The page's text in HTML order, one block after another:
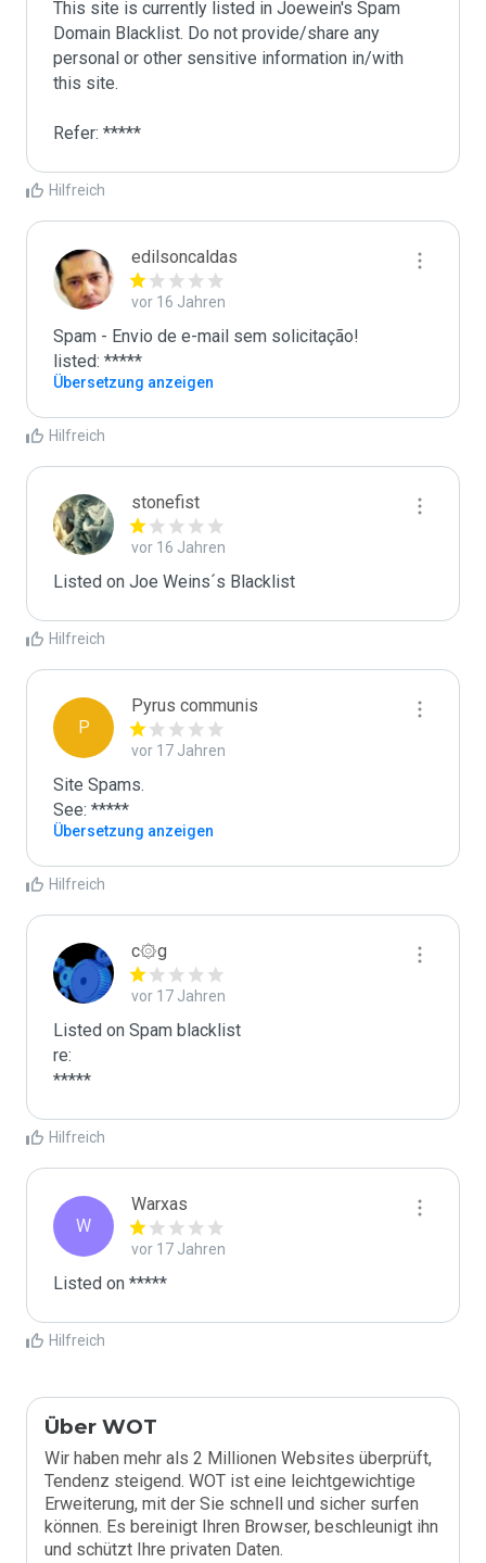
This site is currently listed in Joewein's Spam
Domain Blacklist. Do not provide/share any
personal or other sensitive information in/with
this site.
Refer: *****
Hilfreich
edilsoncaldas
vor 16 Jahren
Spam - Envio de e-mail sem solicitação!
listed: *****
Übersetzung anzeigen
Hilfreich
stonefist
vor 16 Jahren
Listed on Joe Weins´s Blacklist
Hilfreich
P
Pyrus communis
vor 17 Jahren
Site Spams.
See: *****
Übersetzung anzeigen
Hilfreich
c۞g
vor 17 Jahren
Listed on Spam blacklist
re:
*****
Hilfreich
W
Warxas
vor 17 Jahren
Listed on *****
Hilfreich
Über WOT
Wir haben mehr als 2 Millionen Websites überprüft,
Tendenz steigend. WOT ist eine leichtgewichtige
Erweiterung, mit der Sie schnell und sicher surfen
können. Es bereinigt Ihren Browser, beschleunigt ihn
und schützt Ihre privaten Daten.